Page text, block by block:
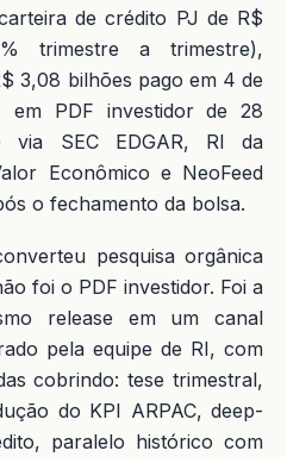
de crédito PJ de R$
trimestre a trimestre),
3,08 bilhões pago em 4 de
em PDF investidor de 28
via SEC EDGAR, RI da
Econômico e NeoFeed
o fechamento da bolsa.
pesquisa orgânica
foi o PDF investidor. Foi a
release em um canal
pela equipe de RI, com
cobrindo: tese trimestral,
do KPI ARPAC, deep-
paralelo histórico com